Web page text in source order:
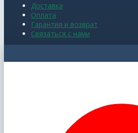
Доставка
Оплата
Гарантия и возврат
Связаться с нами